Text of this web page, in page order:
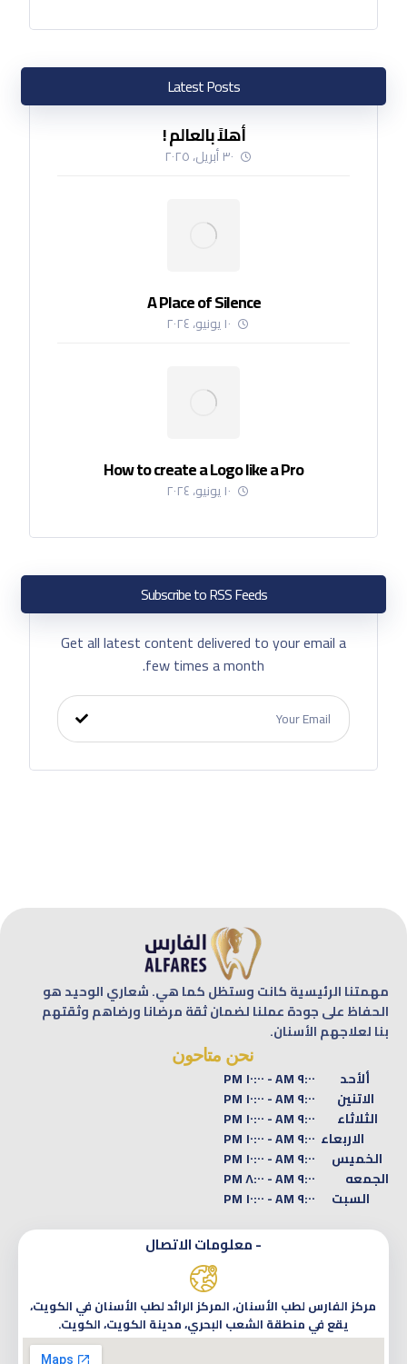
Latest Posts
أهلاً بالعالم !
٣٠ أبريل، ٢٠٢٥
A Place of Silence
١٠ يونيو، ٢٠٢٤
How to create a Logo like a Pro
١٠ يونيو، ٢٠٢٤
Subscribe to RSS Feeds
Get all latest content delivered to your email a
few times a month.
مهمتنا الرئيسية كانت وستظل كما هي. شعاري الوحيد هو
الحفاظ على جودة عملنا لضمان ثقة مرضانا ورضاهم وثقتهم
بنا لعلاجهم الأسنان.
نحن متاحون
ألأحد ٩:٠٠ AM - ١٠:٠٠ PM
الاتنين ٩:٠٠ AM - ١٠:٠٠ PM
الثلاثاء ٩:٠٠ AM - ١٠:٠٠ PM
الاربعاء ٩:٠٠ AM - ١٠:٠٠ PM
الخميس ٩:٠٠ AM - ١٠:٠٠ PM
الجمعه ٩:٠٠ AM - ٨:٠٠ PM
السبت ٩:٠٠ AM - ١٠:٠٠ PM
- معلومات الاتصال
مركز الفارس لطب الأسنان، المركز الرائد لطب الأسنان في الكويت،
يقع في منطقة الشعب البحري، مدينة الكويت، الكويت.